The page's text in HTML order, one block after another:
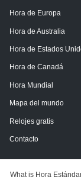
Hora de Europa
Hora de Australia
Hora de Estados
Hora de Canadá
Hora Mundial
Mapa del mundo
Relojes gratis
Contacto
What is Hora